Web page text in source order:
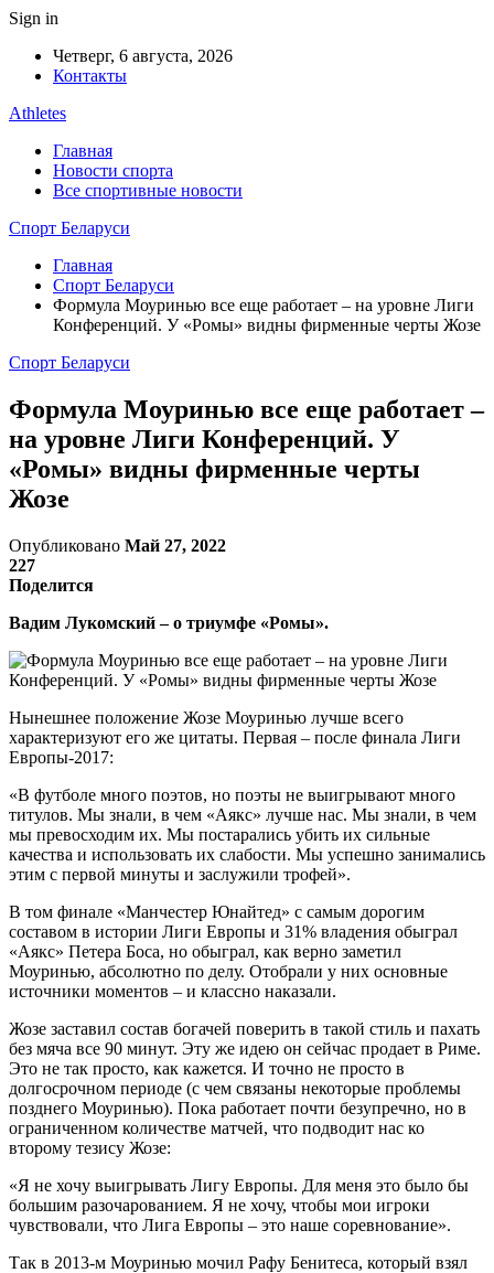
Sign in
Четверг, 6 августа, 2026
Контакты
Athletes
Главная
Новости спорта
Все спортивные новости
Спорт Беларуси
Главная
Спорт Беларуси
Формула Моуринью все еще работает – на уровне Лиги
Конференций. У «Ромы» видны фирменные черты Жозе
Спорт Беларуси
Формула Моуринью все еще работает –
на уровне Лиги Конференций. У
«Ромы» видны фирменные черты
Жозе
Опубликовано Май 27, 2022
227
Поделится
Вадим Лукомский – о триумфе «Ромы».
Нынешнее положение Жозе Моуринью лучше всего
характеризуют его же цитаты. Первая – после финала Лиги
Европы-2017:
«В футболе много поэтов, но поэты не выигрывают много
титулов. Мы знали, в чем «Аякс» лучше нас. Мы знали, в чем
мы превосходим их. Мы постарались убить их сильные
качества и использовать их слабости. Мы успешно занимались
этим с первой минуты и заслужили трофей».
В том финале «Манчестер Юнайтед» с самым дорогим
составом в истории Лиги Европы и 31% владения обыграл
«Аякс» Петера Боса, но обыграл, как верно заметил
Моуринью, абсолютно по делу. Отобрали у них основные
источники моментов – и классно наказали.
Жозе заставил состав богачей поверить в такой стиль и пахать
без мяча все 90 минут. Эту же идею он сейчас продает в Риме.
Это не так просто, как кажется. И точно не просто в
долгосрочном периоде (с чем связаны некоторые проблемы
позднего Моуринью). Пока работает почти безупречно, но в
ограниченном количестве матчей, что подводит нас ко
второму тезису Жозе:
«Я не хочу выигрывать Лигу Европы. Для меня это было бы
большим разочарованием. Я не хочу, чтобы мои игроки
чувствовали, что Лига Европы – это наше соревнование».
Так в 2013-м Моуринью мочил Рафу Бенитеса, который взял